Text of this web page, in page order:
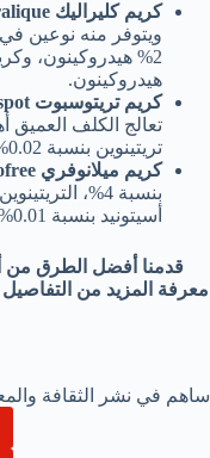
كريم كليراليك
ويتوفر منه نوعين في
هيدروكينون.
كريم تريتوسبوت
تريتينوين بنسبة 0.02%، هيدروكورتيزون بنسبة 1%.
كريم ميلانوفري
أسيتونيد بنسبة 0.01%.
قدمنا أفضل الطرق من
معرفة المزيد من
ساهم في نشر الثقافة